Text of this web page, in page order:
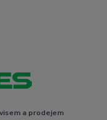
a prodejem